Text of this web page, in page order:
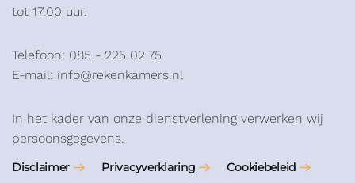
tot 17.00 uur.
Telefoon: 085 - 225 02 75
E-mail: info@rekenkamers.nl
In het kader van onze dienstverlening verwerken wij
persoonsgegevens.
Disclaimer Privacyverklaring
Cookiebeleid